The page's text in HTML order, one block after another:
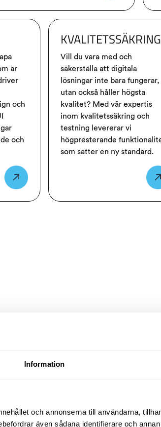
Information
och annonserna till användarna,
även sådana identifierare och
är
och
och
KVALITETSSÄKRING
Vill du vara med och
säkerställa att digitala
lösningar inte bara fungerar,
utan också håller högsta
kvalitet? Med vår expertis
inom kvalitetssäkring och
testning levererar vi
högpresterande
som sätter en ny standard.